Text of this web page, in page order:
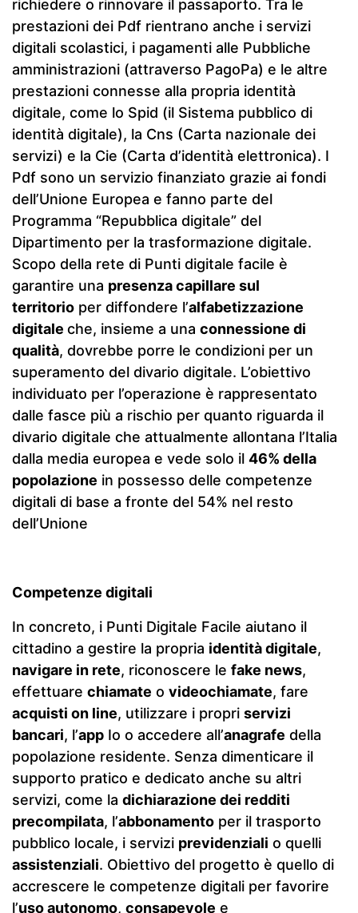
richiedere o rinnovare il passaporto. Tra le
prestazioni dei Pdf rientrano anche i servizi
digitali scolastici, i pagamenti alle Pubbliche
amministrazioni (attraverso PagoPa) e le altre
prestazioni connesse alla propria identità
digitale, come lo Spid (il Sistema pubblico di
identità digitale), la Cns (Carta nazionale dei
servizi) e la Cie (Carta d’identità elettronica). I
Pdf sono un servizio finanziato grazie ai fondi
dell’Unione Europea e fanno parte del
Programma “Repubblica digitale” del
Dipartimento per la trasformazione digitale.
Scopo della rete di Punti digitale facile è
garantire una presenza capillare sul
territorio per diffondere l’alfabetizzazione
digitale che, insieme a una connessione di
qualità, dovrebbe porre le condizioni per un
superamento del divario digitale. L’obiettivo
individuato per l’operazione è rappresentato
dalle fasce più a rischio per quanto riguarda il
divario digitale che attualmente allontana l’Italia
dalla media europea e vede solo il 46% della
popolazione in possesso delle competenze
digitali di base a fronte del 54% nel resto
dell’Unione
Competenze digitali
In concreto, i Punti Digitale Facile aiutano il
cittadino a gestire la propria identità digitale,
navigare in rete, riconoscere le fake news,
effettuare chiamate o videochiamate, fare
acquisti on line, utilizzare i propri servizi
bancari, l’app Io o accedere all’anagrafe della
popolazione residente. Senza dimenticare il
supporto pratico e dedicato anche su altri
servizi, come la dichiarazione dei redditi
precompilata, l’abbonamento per il trasporto
pubblico locale, i servizi previdenziali o quelli
assistenziali. Obiettivo del progetto è quello di
accrescere le competenze digitali per favorire
l’uso autonomo, consapevole e